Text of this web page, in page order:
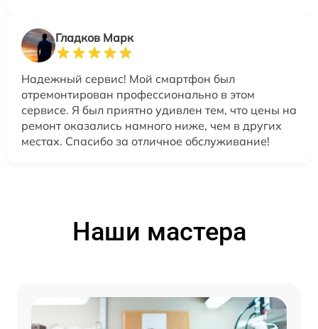
Гладков Марк
Надежный сервис! Мой смартфон был
отремонтирован профессионально в этом
сервисе. Я был приятно удивлен тем, что цены на
ремонт оказались намного ниже, чем в других
местах. Спасибо за отличное обслуживание!
Наши мастера